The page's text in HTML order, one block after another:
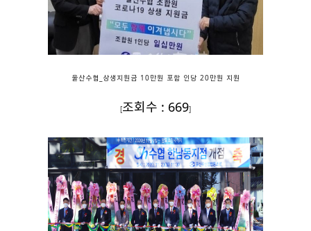
울산수협_상생지원금 10만원 포함 인당 20만원 지원
[조회수 : 669]